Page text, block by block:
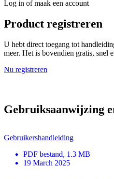
Log in of maak een account
Product registreren
U hebt direct toegang tot
meer. Het is bovendien gratis, snel
Nu registreren
Gebruiksaanwijzing
Gebruikershandleiding
PDF bestand, 1.3 MB
19 March 2025